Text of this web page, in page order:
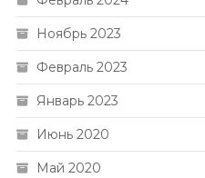
Ноябрь 2023
Февраль 2023
Январь 2023
Июнь 2020
Май 2020